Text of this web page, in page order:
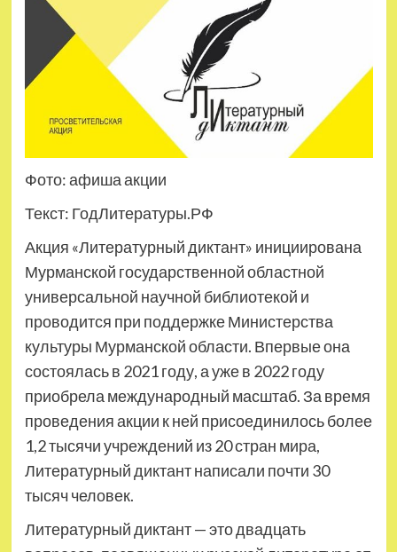
Фото: афиша акции
Текст: ГодЛитературы.РФ
Акция «Литературный диктант» инициирована
Мурманской государственной областной
универсальной научной библиотекой и
проводится при поддержке Министерства
культуры Мурманской области. Впервые она
состоялась в 2021 году, а уже в 2022 году
приобрела международный масштаб. За время
проведения акции к ней присоединилось более
1,2 тысячи учреждений из 20 стран мира,
Литературный диктант написали почти 30
тысяч человек.
Литературный диктант — это двадцать